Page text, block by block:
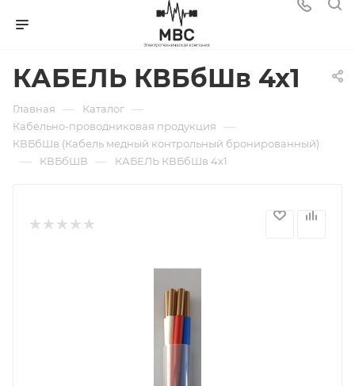
КАБЕЛЬ КВБбШв 4х1
Главная — Каталог —
Кабельно-проводниковая продукция —
КВБбШв (Кабель медный контрольный бронированный)
— КВБбШВ — КАБЕЛЬ КВБбШв 4х1